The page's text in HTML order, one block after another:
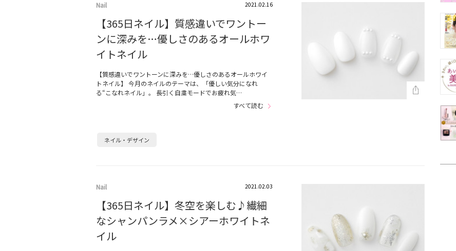
Nail 2021.02.16
【365日ネイル】質感違いでワントー
ンに深みを…優しさのあるオールホワ
イトネイル
【質感違いでワントーンに深みを…優しさのあるオールホワイ
トネイル】 今月のネイルのテーマは、「優しい気分になれ
る“こなれネイル」。 長引く自粛モードでお疲れ気…
すべて読む
ネイル・デザイン
Nail 2021.02.03
【365日ネイル】冬空を楽しむ♪繊細
なシャンパンラメ×シアーホワイトネ
イル